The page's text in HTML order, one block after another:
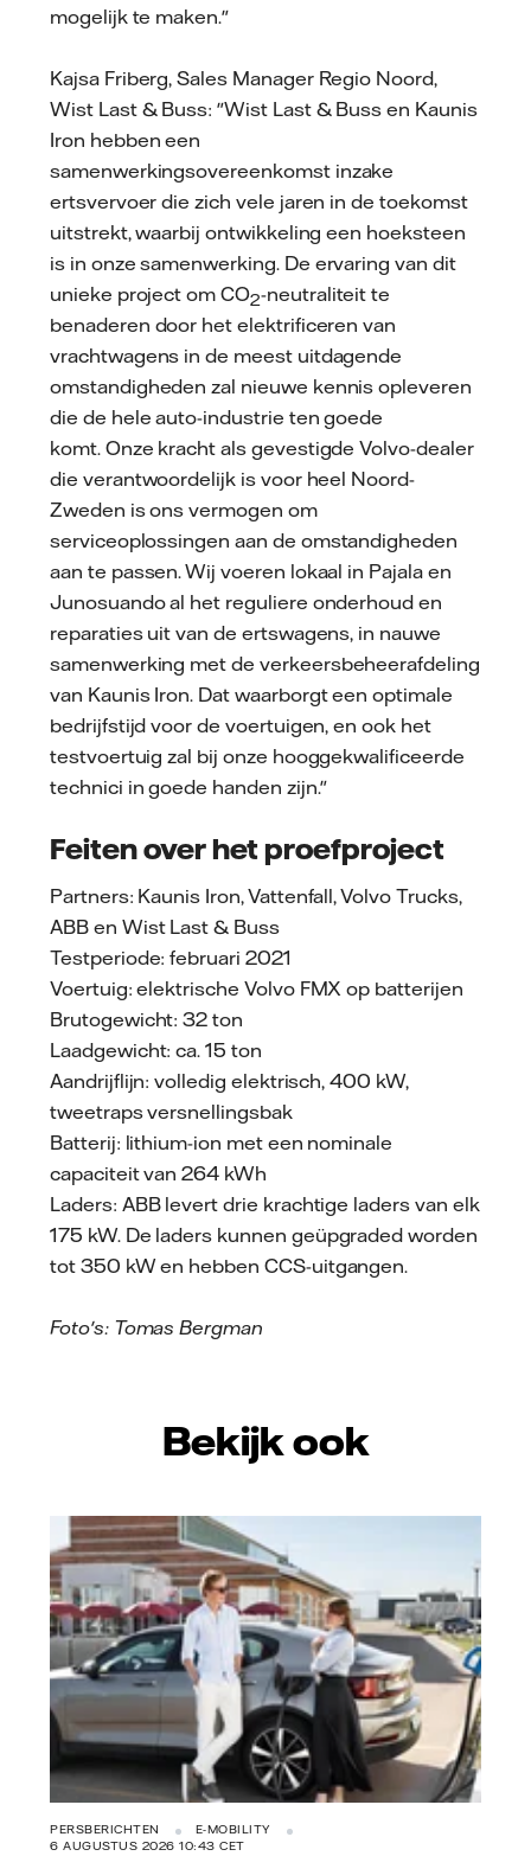
mogelijk te maken."
Kajsa Friberg, Sales Manager Regio Noord,
Wist Last & Buss: "Wist Last & Buss en Kaunis
Iron hebben een
samenwerkingsovereenkomst inzake
ertsvervoer die zich vele jaren in de toekomst
uitstrekt, waarbij ontwikkeling een hoeksteen
is in onze samenwerking. De ervaring van dit
unieke project om CO2-neutraliteit te
benaderen door het elektrificeren van
vrachtwagens in de meest uitdagende
omstandigheden zal nieuwe kennis opleveren
die de hele auto-industrie ten goede
komt. Onze kracht als gevestigde Volvo-dealer
die verantwoordelijk is voor heel Noord-
Zweden is ons vermogen om
serviceoplossingen aan de omstandigheden
aan te passen. Wij voeren lokaal in Pajala en
Junosuando al het reguliere onderhoud en
reparaties uit van de ertswagens, in nauwe
samenwerking met de verkeersbeheerafdeling
van Kaunis Iron. Dat waarborgt een optimale
bedrijfstijd voor de voertuigen, en ook het
testvoertuig zal bij onze hooggekwalificeerde
technici in goede handen zijn."
Feiten over het proefproject
Partners: Kaunis Iron, Vattenfall, Volvo Trucks,
ABB en Wist Last & Buss
Testperiode: februari 2021
Voertuig: elektrische Volvo FMX op batterijen
Brutogewicht: 32 ton
Laadgewicht: ca. 15 ton
Aandrijflijn: volledig elektrisch, 400 kW,
tweetraps versnellingsbak
Batterij: lithium-ion met een nominale
capaciteit van 264 kWh
Laders: ABB levert drie krachtige laders van elk
175 kW. De laders kunnen geüpgraded worden
tot 350 kW en hebben CCS-uitgangen.
Foto's: Tomas Bergman
Bekijk ook
Vattenfall/Jeanette Hägglund
PERSBERICHTEN
E-MOBILITY
6 AUGUSTUS 2026 10:43 CET